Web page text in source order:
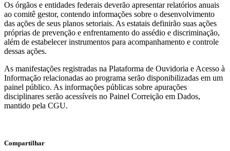
Os órgãos e entidades federais deverão apresentar relatórios anuais
ao comitê gestor, contendo informações sobre o desenvolvimento
das ações de seus planos setoriais. As estatais definirão suas ações
próprias de prevenção e enfrentamento do assédio e discriminação,
além de estabelecer instrumentos para acompanhamento e controle
dessas ações.
As manifestações registradas na Plataforma de Ouvidoria e Acesso à
Informação relacionadas ao programa serão disponibilizadas em um
painel público. As informações públicas sobre apurações
disciplinares serão acessíveis no Painel Correição em Dados,
mantido pela CGU.
Compartilhar